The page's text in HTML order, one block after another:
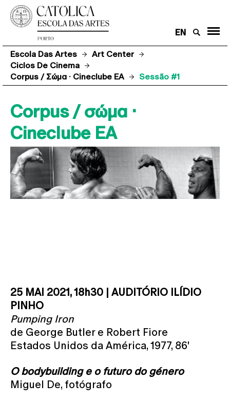
EN
Escola Das Artes
Art Center
Ciclos De Cinema
Corpus / Σώμα · Cineclube EA
Sessão #1
Corpus / σώμα ·
Cineclube EA
25 MAI 2021, 18h30 | AUDITÓRIO ILÍDIO
PINHO
Pumping Iron
de George Butler e Robert Fiore
Estados Unidos da América, 1977, 86'
O bodybuilding e o futuro do género
Miguel De, fotógrafo